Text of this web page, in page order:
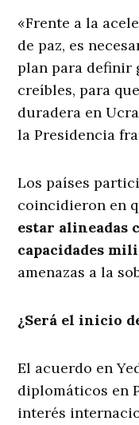
«Frente a la
de paz, es
plan para definir
creíbles, para
duradera en
la Presidencia
Los países
coincidieron en
estar alineadas
capacidades
amenazas a la
¿Será el inicio
El acuerdo en
diplomáticos en
interés